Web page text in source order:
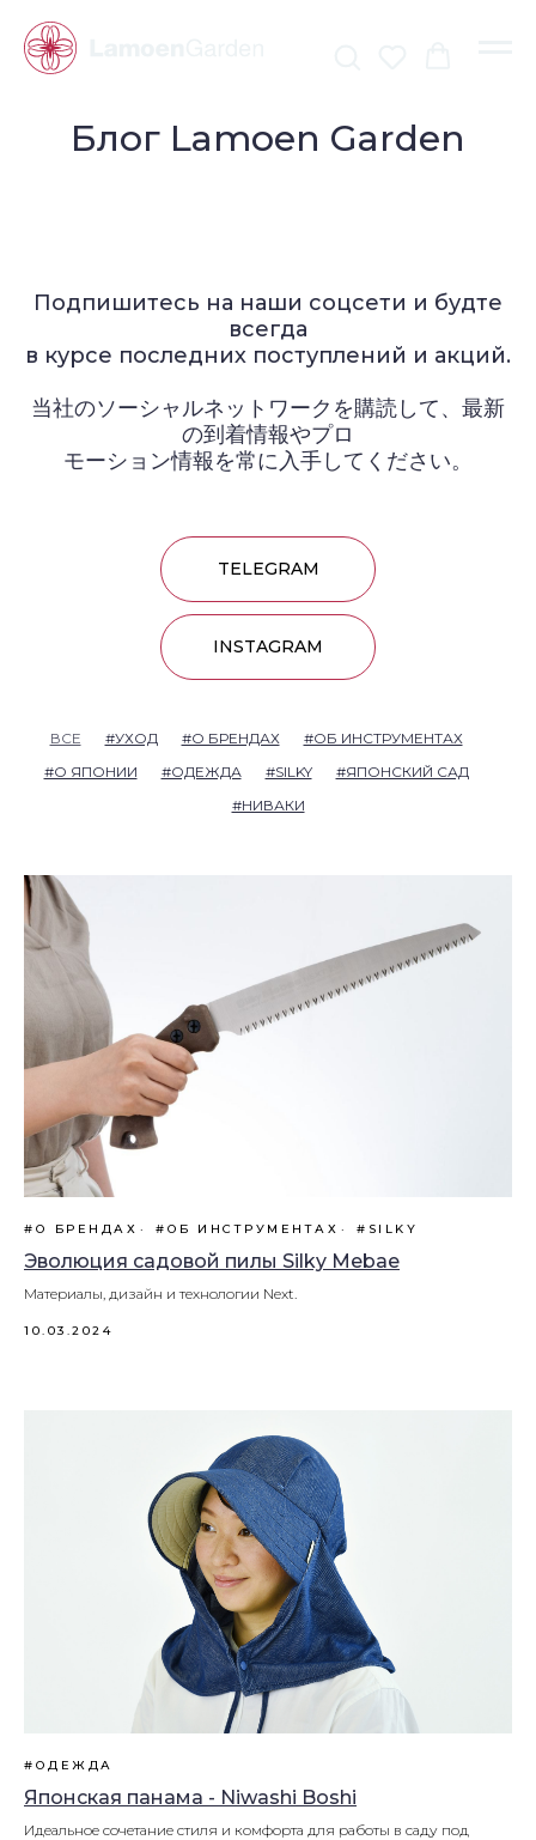
Блог Lamoen Garden
Подпишитесь на наши соцсети и будте
всегда
в курсе последних поступлений и акций.
当社のソーシャルネットワークを購読して、最新
の到着情報やプロ
モーション情報を常に入手してください。
TELEGRAM
INSTAGRAM
ВСЕ #УХОД #О БРЕНДАХ
#ОБ ИНСТРУМЕНТАХ
#О ЯПОНИИ
#ОДЕЖДА #SILKY
#ЯПОНСКИЙ САД
#НИВАКИ
#О БРЕНДАХ #ОБ ИНСТРУМЕНТАХ #SILKY
Эволюция садовой пилы Silky Mebae
Материалы, дизайн и технологии Next.
10.03.2024
#ОДЕЖДА
Японская панама - Niwashi Boshi
Идеальное сочетание стиля и комфорта для работы в саду под